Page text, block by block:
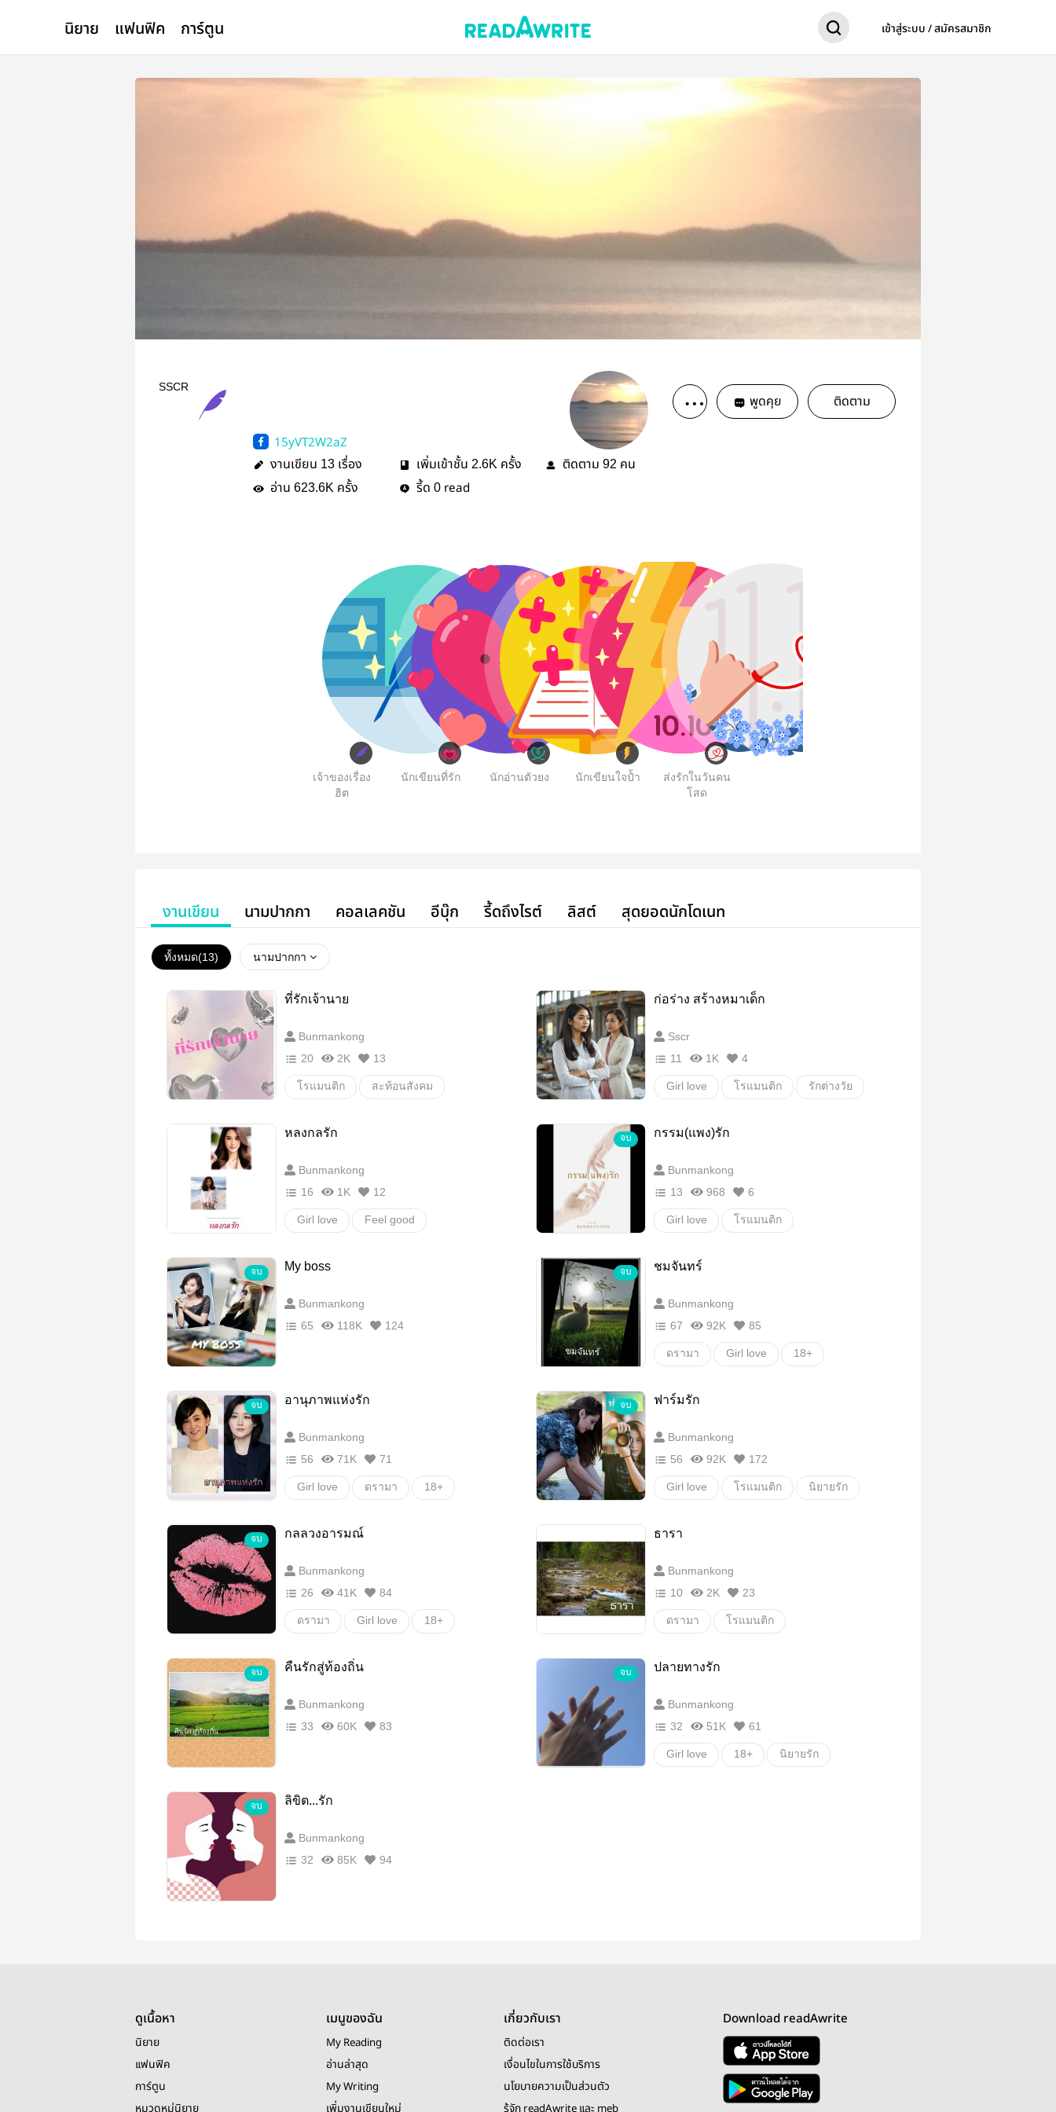
นิยาย แฟนฟิค การ์ตูน เข้าสู่ระบบ / สมัครสมาชิก
SSCR
พูดคุย ติดตาม
15yVT2W2aZ
งานเขียน 13 เรื่อง เพิ่มเข้าชั้น 2.6K ครั้ง ติดตาม 92 คน
อ่าน 623.6K ครั้ง รี้ด 0 read
เจ้าของเรื่อง
ฮิต
นักเขียนที่รัก นักอ่านตัวยง นักเขียนใจป้ำ
ส่งรักในวันคน
โสด
งานเขียน นามปากกา คอลเลคชัน อีบุ๊ก รี้ดถึงไรต์ ลิสต์ สุดยอดนักโดเนท
ทั้งหมด(13) นามปากกา
ที่รักเจ้านาย
Bunmankong
20
2K 13
โรแมนติก สะท้อนสังคม
ก่อร่าง สร้างหมาเด็ก
Sscr
11
1K 4
Girl love โรแมนติก รักต่างวัย
#รักต่างวัยYuri
หลงกลรัก
Bunmankong
16
1K 12
Girl love Feel good
จบ กรรม(แพง)รัก
Bunmankong
13
968 6
Girl love โรแมนติก
จบ My boss
Bunmankong
65
118K 124
จบ ชมจันทร์
Bunmankong
67
92K 85
ดรามา Girl love 18+
โรมานซ์
จบ อานุภาพแห่งรัก
Bunmankong
56
71K 71
Girl love ดรามา 18+
จบ ฟาร์มรัก
Bunmankong
56
92K 172
Girl love โรแมนติก นิยายรัก
โรมานซ์
จบ กลลวงอารมณ์
Bunmankong
26
41K 84
ดรามา Girl love 18+
ธารา
Bunmankong
10
2K 23
ดรามา โรแมนติก
จบ คืนรักสู่ท้องถิ่น
Bunmankong
33
60K 83
จบ ปลายทางรัก
Bunmankong
32
51K 61
Girl love 18+ นิยายรัก
จบ ลิขิต...รัก
Bunmankong
32
85K 94
ดูเนื้อหา
นิยาย
แฟนฟิค
การ์ตูน
หมวดหมู่นิยาย
เมนูของฉัน
My Reading
อ่านล่าสุด
My Writing
เพิ่มงานเขียนใหม่
เกี่ยวกับเรา
ติดต่อเรา
เงื่อนไขในการใช้บริการ
นโยบายความเป็นส่วนตัว
รู้จัก readAwrite และ meb
Download readAwrite